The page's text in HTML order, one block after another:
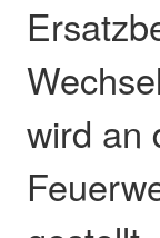
wird an